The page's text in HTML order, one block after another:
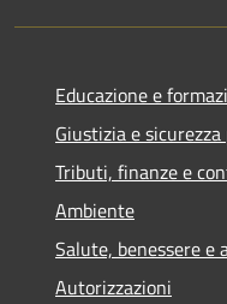
Educazione e
Giustizia e
Tributi, finanze e
Ambiente
Salute, benessere e
Autorizzazioni